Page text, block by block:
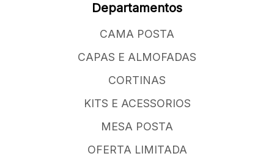
Departamentos
CAMA POSTA
CAPAS E ALMOFADAS
CORTINAS
KITS E ACESSORIOS
MESA POSTA
OFERTA LIMITADA